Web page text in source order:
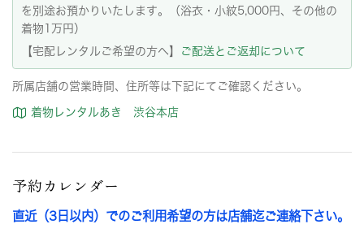
を別途お預かりいたします。（浴衣・小紋5,000円、その他の
着物1万円）
【宅配レンタルご希望の方へ】
ご配送とご返却について
所属店舗の営業時間、住所等は下記にてご確認ください。
着物レンタルあき 渋谷本店
予約カレンダー
直近（3日以内）でのご利用希望の方は店舗迄ご連絡下さい。